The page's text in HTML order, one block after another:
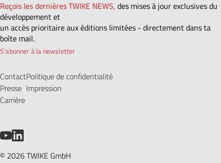
Reçois les dernières TWIKE NEWS, des mises à jour exclusives du
développement et
un accès prioritaire aux éditions limitées - directement dans ta
boîte mail.
S'abonner à la newsletter
Contact
Presse
Carrière
Politique de confidentialité
Impression
© 2026 TWIKE GmbH